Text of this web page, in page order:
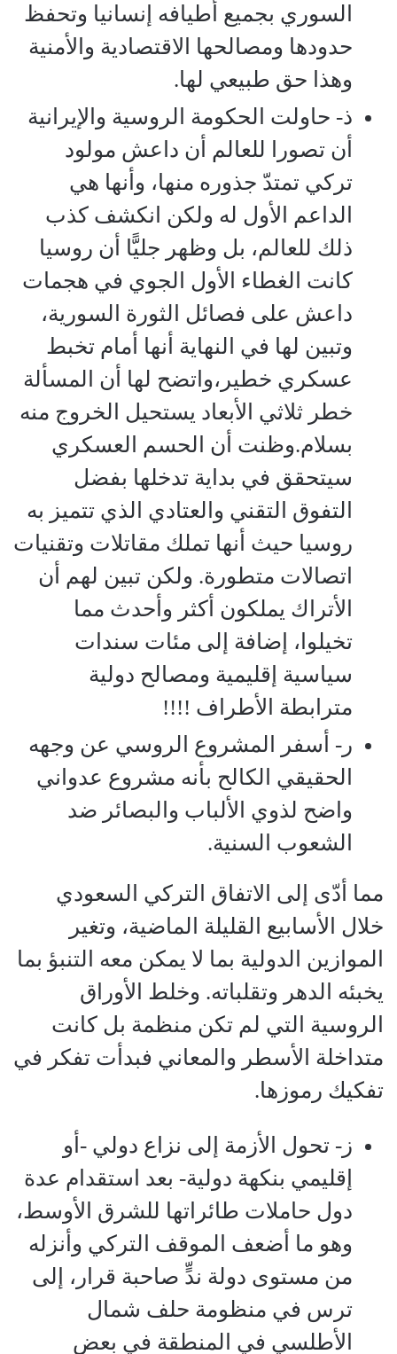
السوري بجميع أطيافه إنسانيا وتحفظ
حدودها ومصالحها الاقتصادية والأمنية
وهذا حق طبيعي لها.
ذ‌- حاولت الحكومة الروسية والإيرانية
أن تصورا للعالم أن داعش مولود
تركي تمتدّ جذوره منها، وأنها هي
الداعم الأول له ولكن انكشف كذب
ذلك للعالم، بل وظهر جليًّا أن روسيا
كانت الغطاء الأول الجوي في هجمات
داعش على فصائل الثورة السورية،
وتبين لها في النهاية أنها أمام تخبط
عسكري خطير،واتضح لها أن المسألة
خطر ثلاثي الأبعاد يستحيل الخروج منه
بسلام.وظنت أن الحسم العسكري
سيتحقق في بداية تدخلها بفضل
التفوق التقني والعتادي الذي تتميز به
روسيا حيث أنها تملك مقاتلات وتقنيات
اتصالات متطورة. ولكن تبين لهم أن
الأتراك يملكون أكثر وأحدث مما
تخيلوا، إضافة إلى مئات سندات
سياسية إقليمية ومصالح دولية
مترابطة الأطراف !!!!
ر‌- أسفر المشروع الروسي عن وجهه
الحقيقي الكالح بأنه مشروع عدواني
واضح لذوي الألباب والبصائر ضد
الشعوب السنية.
مما أدّى إلى الاتفاق التركي السعودي
خلال الأسابيع القليلة الماضية، وتغير
الموازين الدولية بما لا يمكن معه التنبؤ بما
يخبئه الدهر وتقلباته. وخلط الأوراق
الروسية التي لم تكن منظمة بل كانت
متداخلة الأسطر والمعاني فبدأت تفكر في
تفكيك رموزها.
ز‌- تحول الأزمة إلى نزاع دولي -أو
إقليمي بنكهة دولية- بعد استقدام عدة
دول حاملات طائراتها للشرق الأوسط،
وهو ما أضعف الموقف التركي وأنزله
من مستوى دولة ندٍّ صاحبة قرار، إلى
ترس في منظومة حلف شمال
الأطلسي في المنطقة في بعض